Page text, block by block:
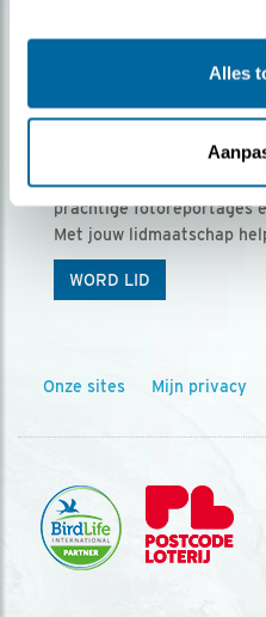
Alles
Ontvang 5 x Vogels
Vogels is het tijdschrift
prachtige fotoreportages
Met jouw lidmaatschap
WORD LID
Onze sites Mijn privacy